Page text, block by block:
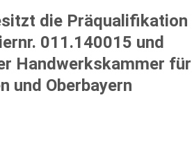
die Präqualifikation
011.140015 und
Handwerkskammer für
und Oberbayern